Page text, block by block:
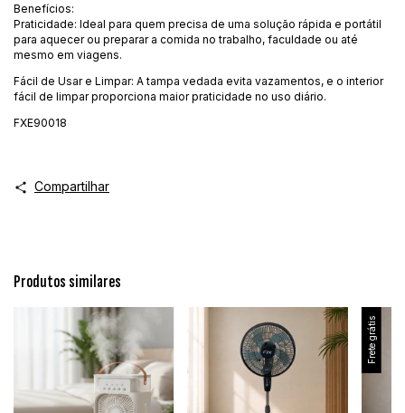
Benefícios:
Praticidade: Ideal para quem precisa de uma solução rápida e portátil
para aquecer ou preparar a comida no trabalho, faculdade ou até
mesmo em viagens.
Fácil de Usar e Limpar: A tampa vedada evita vazamentos, e o interior
fácil de limpar proporciona maior praticidade no uso diário.
FXE90018
Compartilhar
Produtos similares
Frete grátis